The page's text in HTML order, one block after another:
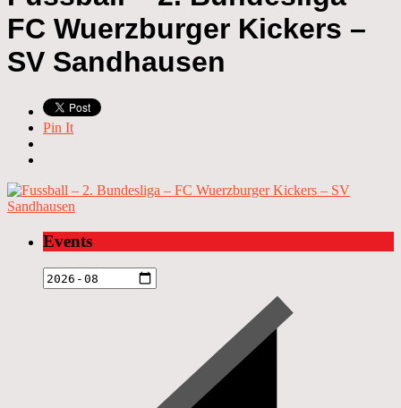
FC Wuerzburger Kickers –
SV Sandhausen
Pin It
Events